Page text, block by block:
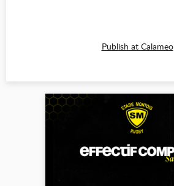
Publish at Calameo